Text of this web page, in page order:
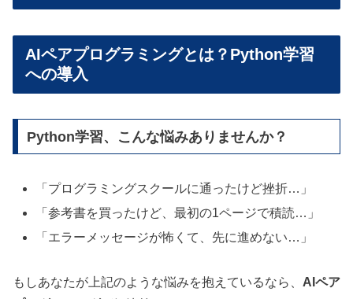
AIペアプログラミングとは？Python学習
への導入
Python学習、こんな悩みありませんか？
「プログラミングスクールに通ったけど挫折…」
「参考書を買ったけど、最初の1ページで積読…」
「エラーメッセージが怖くて、先に進めない…」
もしあなたが上記のような悩みを抱えているなら、 AIペア